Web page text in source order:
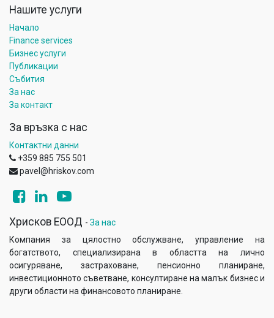
Нашите услуги
Начало
Finance services
Бизнес услуги
Публикации
Събития
За нас
За контакт
За връзка с нас
Контактни данни
+359 885 755 501
pavel@hriskov.com
Хрисков ЕООД - За нас
Компания за цялостно обслужване, управление на
богатството, специализирана в областта на лично
осигуряване, застраховане, пенсионно планиране,
инвестиционното съветване, консултиране на малък бизнес и
други области на финансовото планиране.